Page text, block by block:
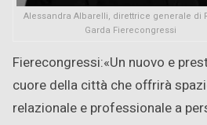
Alessandra Albarelli, direttrice generale di
Garda Fierecongressi
Fierecongressi:«Un nuovo e
cuore della città che offrirà
relazionale e professionale a